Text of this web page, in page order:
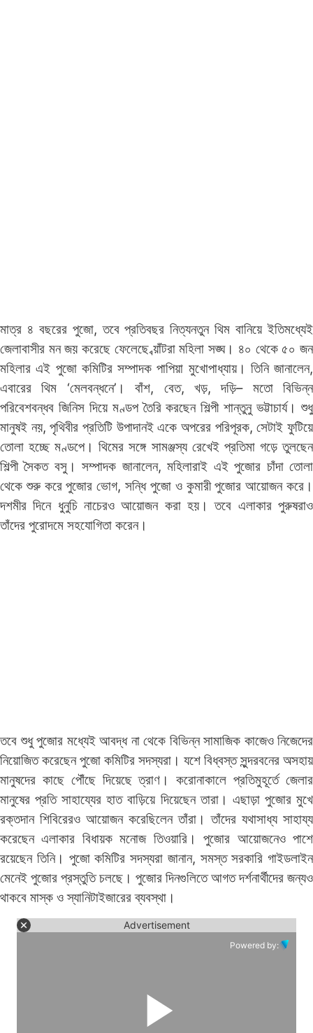
মাত্র ৪ বছরের পুজো, তবে প্রতিবছর নিত্যনতুন থিম বানিয়ে ইতিমধ্যেই
জেলাবাসীর মন জয় করেছে ফেলেছে ব্য়াঁটরা মহিলা সঙ্ঘ। ৪০ থেকে ৫০ জন
মহিলার এই পুজো কমিটির সম্পাদক পাপিয়া মুখোপাধ্যায়। তিনি জানালেন,
এবারের থিম ‘মেলবন্ধনে’। বাঁশ, বেত, খড়, দড়ি– মতো বিভিন্ন
পরিবেশবন্ধব জিনিস দিয়ে মণ্ডপ তৈরি করছেন শিল্পী শান্তুনু ভট্টাচার্য। শুধু
মানুষই নয়, পৃথিবীর প্রতিটি উপাদানই একে অপরের পরিপূরক, সেটাই ফুটিয়ে
তোলা হচ্ছে মণ্ডপে। থিমের সঙ্গে সামঞ্জস্য রেখেই প্রতিমা গড়ে তুলছেন
শিল্পী সৈকত বসু। সম্পাদক জানালেন, মহিলারাই এই পুজোর চাঁদা তোলা
থেকে শুরু করে পুজোর ভোগ, সন্ধি পুজো ও কুমারী পুজোর আয়োজন করে।
দশমীর দিনে ধুনুচি নাচেরও আয়োজন করা হয়। তবে এলাকার পুরুষরাও
তাঁদের পুরোদমে সহযোগিতা করেন।
তবে শুধু পুজোর মধ্যেই আবদ্ধ না থেকে বিভিন্ন সামাজিক কাজেও নিজেদের
নিয়োজিত করেছেন পুজো কমিটির সদস্যরা। যশে বিধ্বস্ত সুন্দরবনের অসহায়
মানুষদের কাছে পৌঁছে দিয়েছে ত্রাণ। করোনাকালে প্রতিমুহূর্তে জেলার
মানুষের প্রতি সাহায্যের হাত বাড়িয়ে দিয়েছেন তারা। এছাড়া পুজোর মুখে
রক্তদান শিবিরেরও আয়োজন করেছিলেন তাঁরা। তাঁদের যথাসাধ্য সাহায্য
করেছেন এলাকার বিধায়ক মনোজ তিওয়ারি। পুজোর আয়োজনেও পাশে
রয়েছেন তিনি। পুজো কমিটির সদস্যরা জানান, সমস্ত সরকারি গাইডলাইন
মেনেই পুজোর প্রস্তুতি চলছে। পুজোর দিনগুলিতে আগত দর্শনার্থীদের জন্যও
থাকবে মাস্ক ও স্যানিটাইজারের ব্যবস্থা।
Advertisement
Powered by: